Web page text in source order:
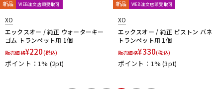
新品 WEB注文店頭受取可
XO
エックスオー / 純正 ウォーターキー
ゴム トランペット用 1個
販売価格¥220(税込)
ポイント：1% (2pt)
新品 WEB注文店頭受取可
XO
エックスオー / 純正 ピストン バネ
トランペット用 1個
販売価格¥330(税込)
ポイント：1%(3pt)